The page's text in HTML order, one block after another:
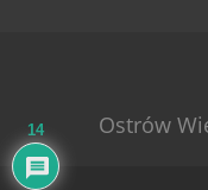
Ostrów
14